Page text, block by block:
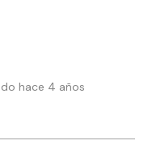
hace 4 años